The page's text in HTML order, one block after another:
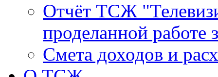
Отчёт ТСЖ
проделанной работе
Смета доходов и